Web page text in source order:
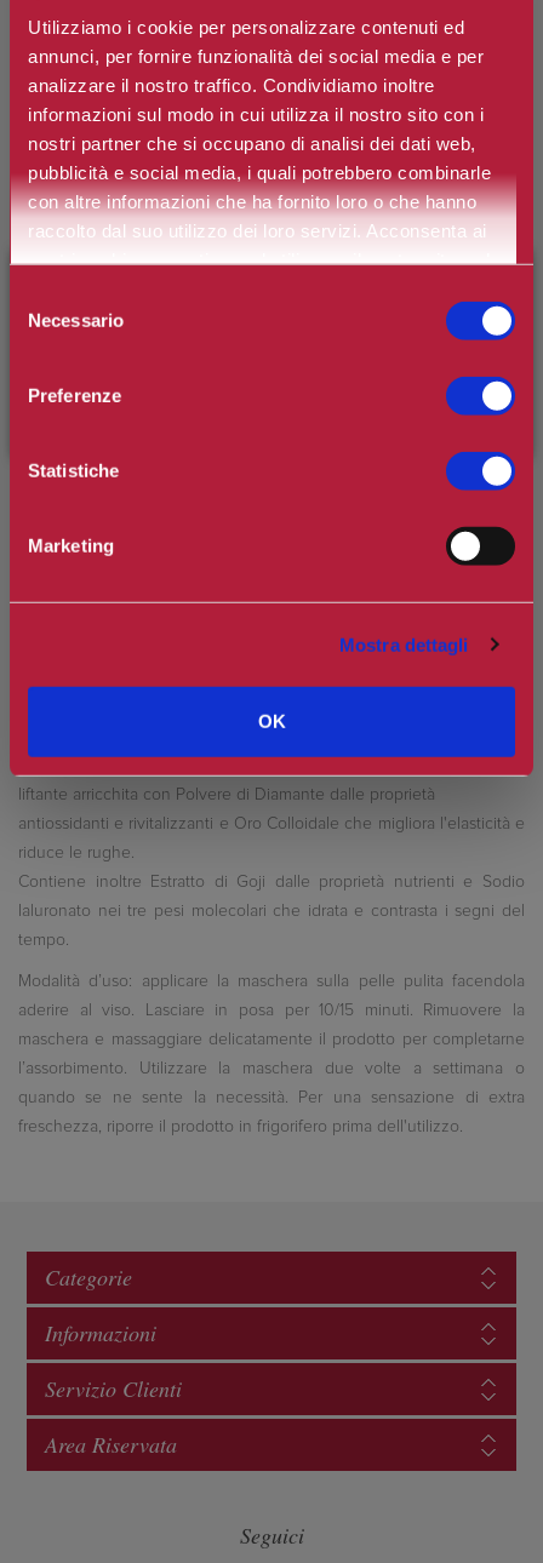
Utilizziamo i cookie per personalizzare contenuti ed
annunci, per fornire funzionalità dei social media e per
analizzare il nostro traffico. Condividiamo inoltre
informazioni sul modo in cui utilizza il nostro sito con i
nostri partner che si occupano di analisi dei dati web,
pubblicità e social media, i quali potrebbero combinarle
con altre informazioni che ha fornito loro o che hanno
raccolto dal suo utilizzo dei loro servizi. Acconsenta ai
nostri cookie se continua ad utilizzare il nostro sito web.
delNecessario
Preferenze
Statistiche
Marketing
Mostra dettagli
OK
Polvere di diamante Tripeptide
Marchio: Aria
Art. n. 8053879151375
Ottieni 0 punti Camilleri Fidelity Card -
liftante arricchita con Polvere di Diamante dalle proprietà
antiossidanti e rivitalizzanti e Oro Colloidale che migliora l'elasticità e
riduce le rughe.
Contiene inoltre Estratto di Goji dalle proprietà nutrienti e Sodio
Ialuronato nei tre pesi molecolari che idrata e contrasta i segni del
tempo.
Modalità d’uso: applicare la maschera sulla pelle pulita facendola
aderire al viso. Lasciare in posa per 10/15 minuti. Rimuovere la
maschera e massaggiare delicatamente il prodotto per completarne
l’assorbimento. Utilizzare la maschera due volte a settimana o
quando se ne sente la necessità. Per una sensazione di extra
freschezza, riporre il prodotto in frigorifero prima dell'utilizzo.
Categorie
Informazioni
Servizio Clienti
Area Riservata
Seguici
inserendo il codice